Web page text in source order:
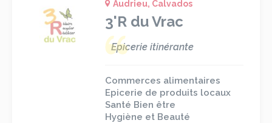
Audrieu, Calvados
3'R du Vrac
Epicerie itinérante
Commerces alimentaires
Epicerie de produits locaux
Santé Bien être
Hygiène et Beauté